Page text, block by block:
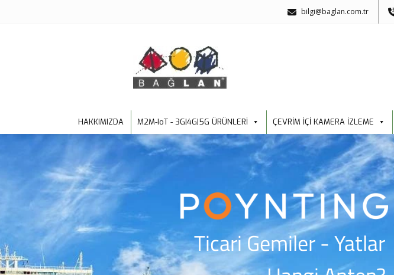
bilgi@baglan.com.tr
HAKKIMIZDA M2M-IoT - 3G|4G|5G ÜRÜNLERİ ÇEVRİM İÇİ KAMERA İZLEME
Ticari Gemiler - Yatlar